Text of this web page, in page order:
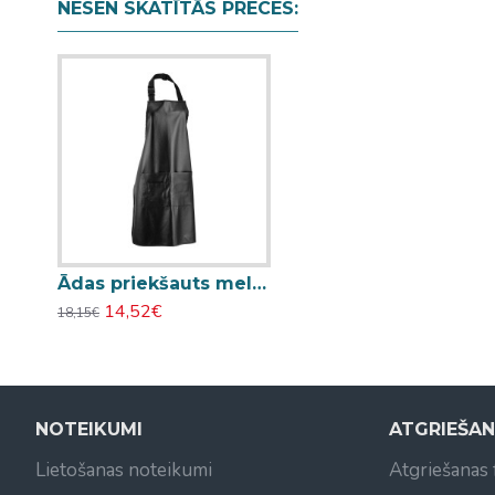
NESEN SKATĪTĀS PRECES:
Ādas priekšauts melns ādas efekts 61x80cm
18,15€ 14,52€
NOTEIKUMI
Lietošanas noteikumi
Atgriešanas